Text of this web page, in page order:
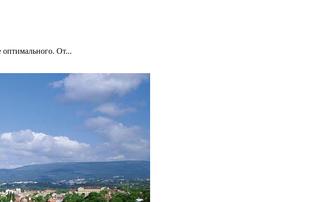
От...